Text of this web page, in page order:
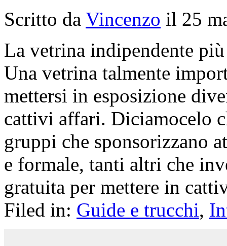
Scritto da Vincenzo il 25
La vetrina indipendente
Una vetrina talmente
mettersi in esposizione
cattivi affari. Diciamocelo
gruppi che sponsorizzano
e formale, tanti altri che
gratuita per mettere in
Filed in: Guide e trucchi,